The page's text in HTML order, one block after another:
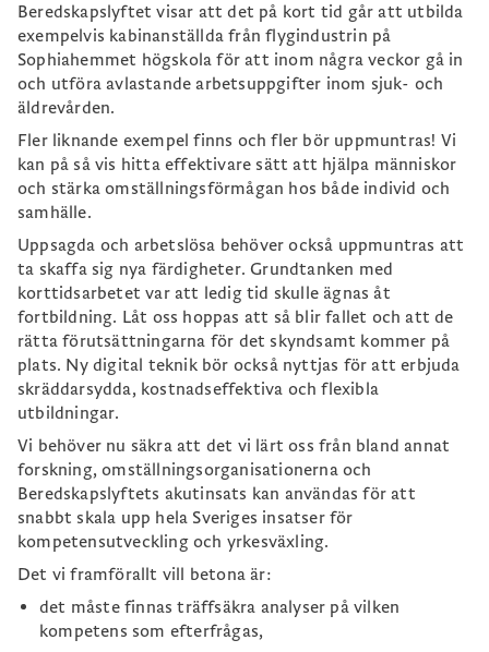
Beredskapslyftet visar att det på kort tid går att utbilda
exempelvis kabinanställda från flygindustrin på
Sophiahemmet högskola för att inom några veckor gå in
och utföra avlastande arbetsuppgifter inom sjuk- och
äldrevården.
Fler liknande exempel finns och fler bör uppmuntras! Vi
kan på så vis hitta effektivare sätt att hjälpa människor
och stärka omställningsförmågan hos både individ och
samhälle.
Uppsagda och arbetslösa behöver också uppmuntras att
ta skaffa sig nya färdigheter. Grundtanken med
korttidsarbetet var att ledig tid skulle ägnas åt
fortbildning. Låt oss hoppas att så blir fallet och att de
rätta förutsättningarna för det skyndsamt kommer på
plats. Ny digital teknik bör också nyttjas för att erbjuda
skräddarsydda, kostnadseffektiva och flexibla
utbildningar.
Vi behöver nu säkra att det vi lärt oss från bland annat
forskning, omställningsorganisationerna och
Beredskapslyftets akutinsats kan användas för att
snabbt skala upp hela Sveriges insatser för
kompetensutveckling och yrkesväxling.
Det vi framförallt vill betona är:
det måste finnas träffsäkra analyser på vilken
kompetens som efterfrågas,